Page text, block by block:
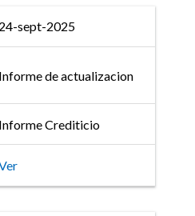
de Fitch)
de
de Garantía
24-sept-2025
Informe de actualizacion
Informe Crediticio